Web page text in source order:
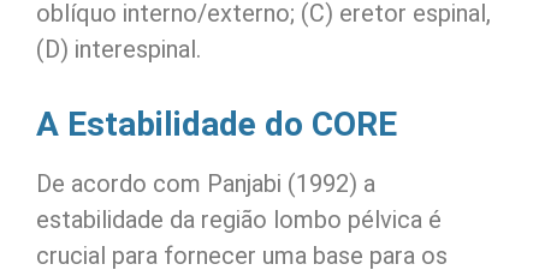
oblíquo interno/externo; (C) eretor espinal,
(D) interespinal.
A Estabilidade do CORE
De acordo com Panjabi (1992) a
estabilidade da região lombo pélvica é
crucial para fornecer uma base para os